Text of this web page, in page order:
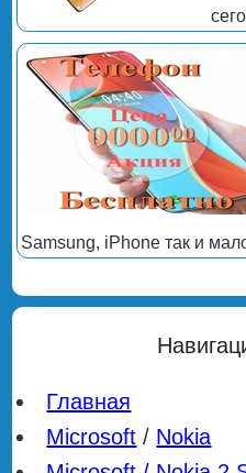
Samsung, iPhone так и
Главная
Microsoft / Nokia